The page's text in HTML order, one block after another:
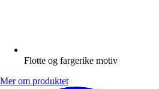
Flotte og fargerike motiv
Mer om produktet